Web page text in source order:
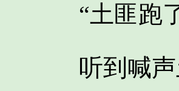
“土匪跑了
听到喊声